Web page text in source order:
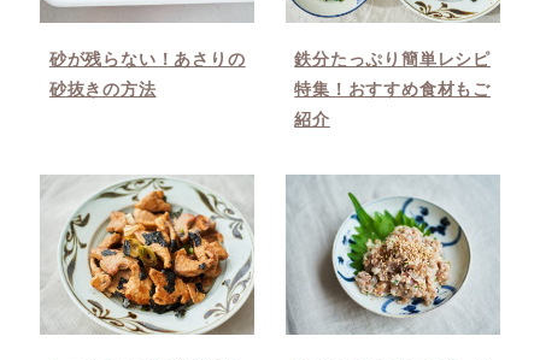
砂が残らない！あさりの
砂抜きの方法
鉄分たっぷり簡単レシピ
特集！おすすめ食材もご
紹介